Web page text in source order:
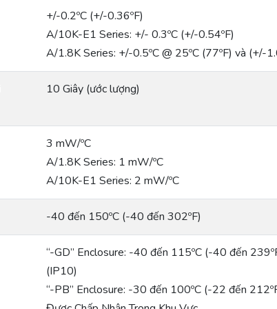
+/-0.2ºC (+/-0.36ºF)
A/10K-E1 Series: +/- 0.3ºC (+/-0.54ºF)
A/1.8K Series: +/-0.5ºC @ 25ºC (77ºF) và (+/-
10 Giây (ước lượng)
3 mW/ºC
A/1.8K Series: 1 mW/ºC
A/10K-E1 Series: 2 mW/ºC
-40 đến 150ºC (-40 đến 302ºF)
“-GD” Enclosure: -40 đến 115ºC (-40 đến
(IP10)
“-PB” Enclosure: -30 đến 100ºC (-22 đến